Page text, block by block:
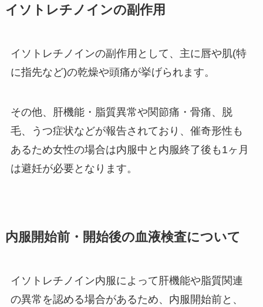
イソトレチノインの副作用
イソトレチノインの副作用として、主に唇や肌(特
に指先など)の乾燥や頭痛が挙げられます。
その他、肝機能・脂質異常や関節痛・骨痛、脱
毛、うつ症状などが報告されており、催奇形性も
あるため女性の場合は内服中と内服終了後も1ヶ月
は避妊が必要となります。
内服開始前・開始後の血液検査について
イソトレチノイン内服によって肝機能や脂質関連
の異常を認める場合があるため、内服開始前と、